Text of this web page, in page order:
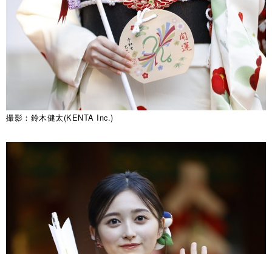
撮影：鈴木健太(KENTA Inc.)